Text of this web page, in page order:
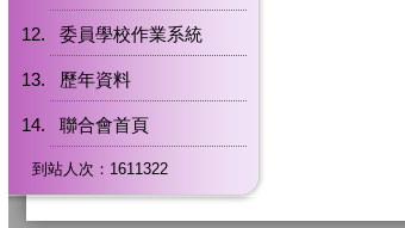
委員學校作業系統
歷年資料
聯合會首頁
到站人次：1611322